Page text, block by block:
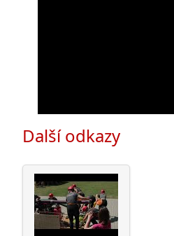
Další odkazy